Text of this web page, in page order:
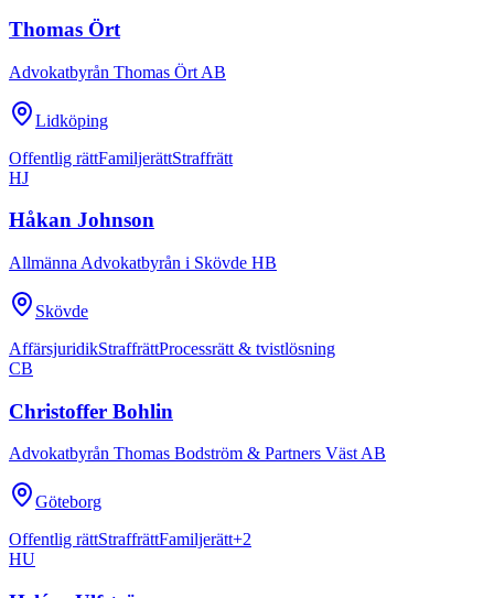
Thomas Ört
Advokatbyrån Thomas Ört AB
Lidköping
Offentlig rättFamiljerättStraffrätt
HJ
Håkan Johnson
Allmänna Advokatbyrån i Skövde HB
Skövde
AffärsjuridikStraffrättProcessrätt & tvistlösning
CB
Christoffer Bohlin
Advokatbyrån Thomas Bodström & Partners Väst AB
Göteborg
Offentlig rättStraffrättFamiljerätt+2
HU